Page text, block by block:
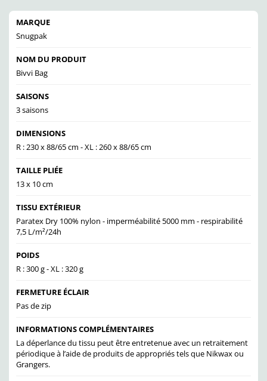
MARQUE
Snugpak
NOM DU PRODUIT
Bivvi Bag
SAISONS
3 saisons
DIMENSIONS
R : 230 x 88/65 cm - XL : 260 x 88/65 cm
TAILLE PLIÉE
13 x 10 cm
TISSU EXTÉRIEUR
Paratex Dry 100% nylon - imperméabilité 5000 mm - respirabilité
7,5 L/m²/24h
POIDS
R : 300 g - XL : 320 g
FERMETURE ÉCLAIR
Pas de zip
INFORMATIONS COMPLÉMENTAIRES
La déperlance du tissu peut être entretenue avec un retraitement
périodique à l’aide de produits de appropriés tels que Nikwax ou
Grangers.